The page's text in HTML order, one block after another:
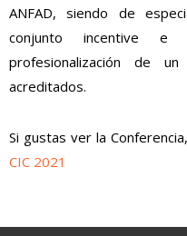
ANFAD, siendo de
conjunto incentive e
profesionalización de
acreditados.
Si gustas ver la
CIC 2021